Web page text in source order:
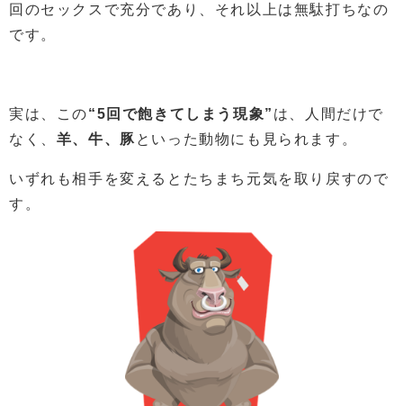
回のセックスで充分であり、それ以上は無駄打ちなの
です。
実は、この“5回で飽きてしまう現象” は、人間だけで
なく、 羊、牛、豚といった動物にも見られます。
いずれも相手を変えるとたちまち元気を取り戻すので
す。